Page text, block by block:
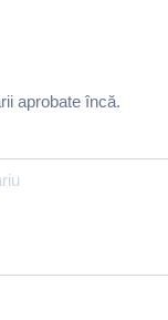
aprobate încă.